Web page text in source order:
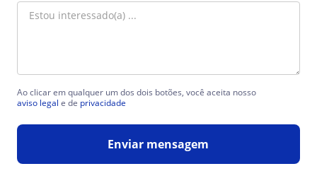
Ao clicar em qualquer um dos dois botões, você aceita nosso
aviso legal e de privacidade
Enviar mensagem